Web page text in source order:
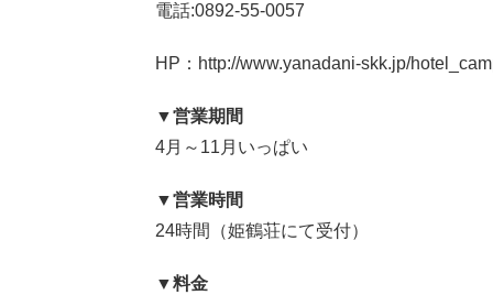
電話:0892-55-0057
HP：http://www.yanadani-skk.jp/
▼営業期間
4月～11月いっぱい
▼営業時間
24時間（姫鶴荘にて受付）
▼料金